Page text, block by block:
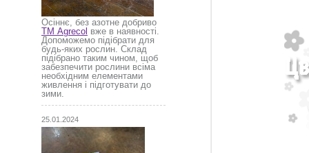
Осіннє, без азотне добриво
ТМ Agrecol вже в наявності.
Допоможемо підібрати для
будь-яких рослин. Склад
підібрано таким чином, щоб
забезпечити рослини всіма
необхідним елементами
живлення і підготувати до
зими.
25.01.2024